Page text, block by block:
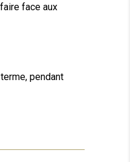
face aux
pendant